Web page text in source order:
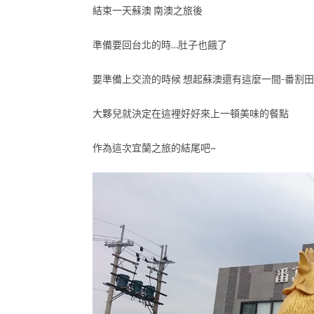
結束一天蘇澳 南澳之旅後
準備要回台北的時…肚子也餓了
要準備上交流的時候 想起蘇澳還有這麼一間-番割
大夥兒就決定在這裡好好來上一頓美味的餐點
作為這次宜蘭之旅的結尾吧~